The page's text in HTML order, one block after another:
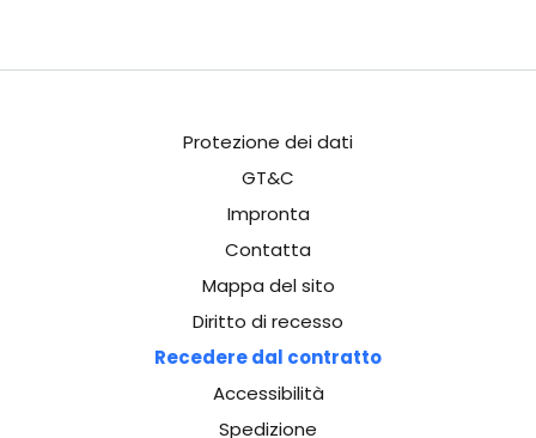
Protezione dei dati
GT&C
Impronta
Contatta
Mappa del sito
Diritto di recesso
Recedere dal contratto
Accessibilità
Spedizione